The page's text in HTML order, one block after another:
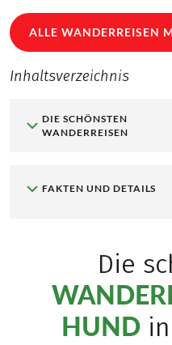
ALLE WANDERREISEN
Inhaltsverzeichnis
DIE SCHÖNSTEN
WANDERREISEN
FAKTEN UND DETAILS
Die
HUNDin